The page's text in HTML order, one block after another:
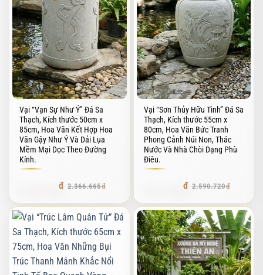
Vại “Vạn Sự Như Ý” Đá Sa
Thạch, Kích thước 50cm x
85cm, Hoa Văn Kết Hợp Hoa
Văn Gậy Như Ý Và Dải Lụa
Mềm Mại Dọc Theo Đường
Kính.
2.366.665
Vại “Sơn Thủy Hữu Tình” Đá Sa
Thạch, Kích thước 55cm x
80cm, Hoa Văn Bức Tranh
Phong Cảnh Núi Non, Thác
Nước Và Nhà Chòi Dạng Phù
Điêu.
2.590.720